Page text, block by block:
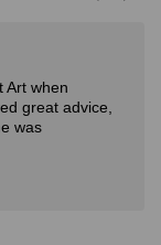
Art when
great advice,
was